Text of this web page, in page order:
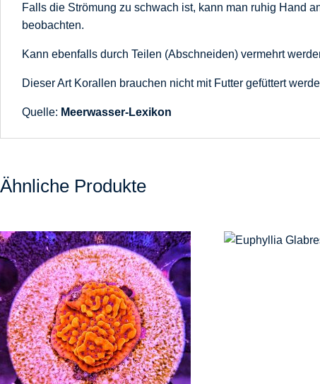
Falls die Strömung zu schwach ist, kann man ruhig Hand
beobachten.
Kann ebenfalls durch Teilen (Abschneiden) vermehrt
Dieser Art Korallen brauchen nicht mit Futter gefüttert
Quelle: Meerwasser-Lexikon
Ähnliche Produkte